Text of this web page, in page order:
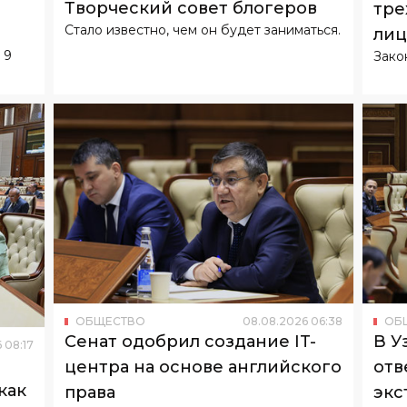
9
Творческий совет блогеров
Стало известно, чем он будет заниматься.
08:17
ОБЩЕСТВО 08.08.2026 06:38
Сенат одобрил создание IT-
центра на основе английского
права
В